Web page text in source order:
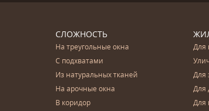
СЛОЖНОСТЬ
На треугольные окна
С подхватами
Из натуральных тканей
На арочные окна
В коридор
Для
Для
Для
Для